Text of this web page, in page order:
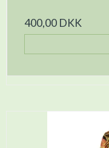
400,00 DKK